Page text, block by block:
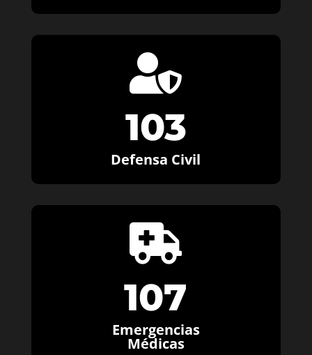

103
Defensa Civil

107
Emergencias
Médicas